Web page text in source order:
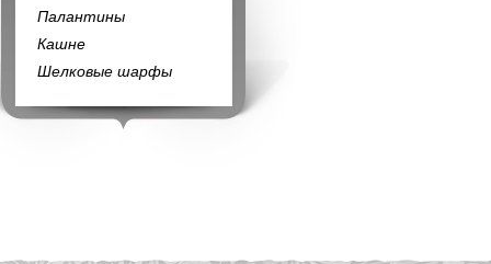
Палантины
Кашне
Шелковые шарфы